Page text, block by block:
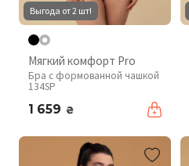
Выгода от 2 шт!
Мягкий комфорт Pro
Бра с формованной чашкой
134SP
1 659 ₴